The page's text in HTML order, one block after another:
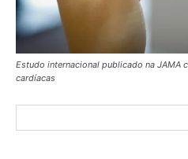
Estudo internacional publicado na JAMA
cardíacas